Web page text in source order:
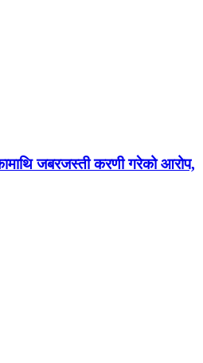
जबरजस्ती करणी गरेको आरोप,